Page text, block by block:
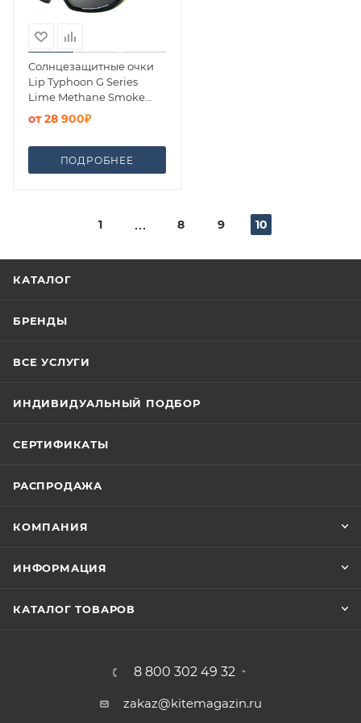
Солнцезащитные очки
Lip Typhoon G Series
Lime Methane Smoke
Polarized
от28 900₽
ПОДРОБНЕЕ
1 8 9 10
КАТАЛОГ
БРЕНДЫ
ВСЕ УСЛУГИ
ИНДИВИДУАЛЬНЫЙ ПОДБОР
СЕРТИФИКАТЫ
РАСПРОДАЖА
КОМПАНИЯ
ИНФОРМАЦИЯ
КАТАЛОГ ТОВАРОВ
8 800 302 49 32
zakaz@kitemagazin.ru